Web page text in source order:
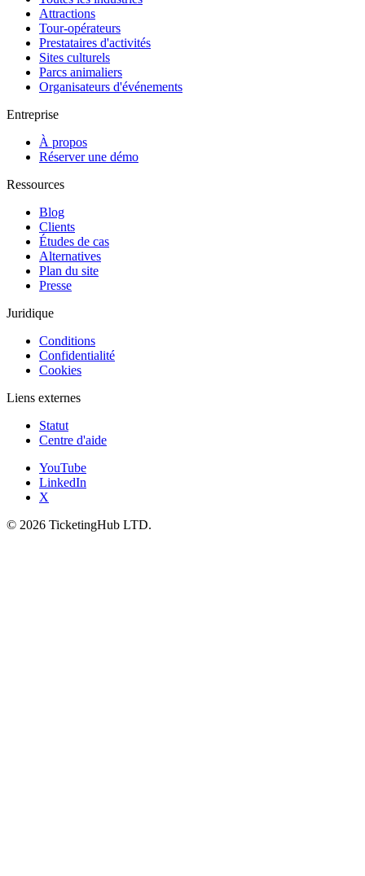
Attractions
Tour-opérateurs
Prestataires d'activités
Sites culturels
Parcs animaliers
Organisateurs d'événements
Entreprise
À propos
Réserver une démo
Ressources
Blog
Clients
Études de cas
Alternatives
Plan du site
Presse
Juridique
Conditions
Confidentialité
Cookies
Liens externes
Statut
Centre d'aide
YouTube
LinkedIn
X
© 2026 TicketingHub LTD.